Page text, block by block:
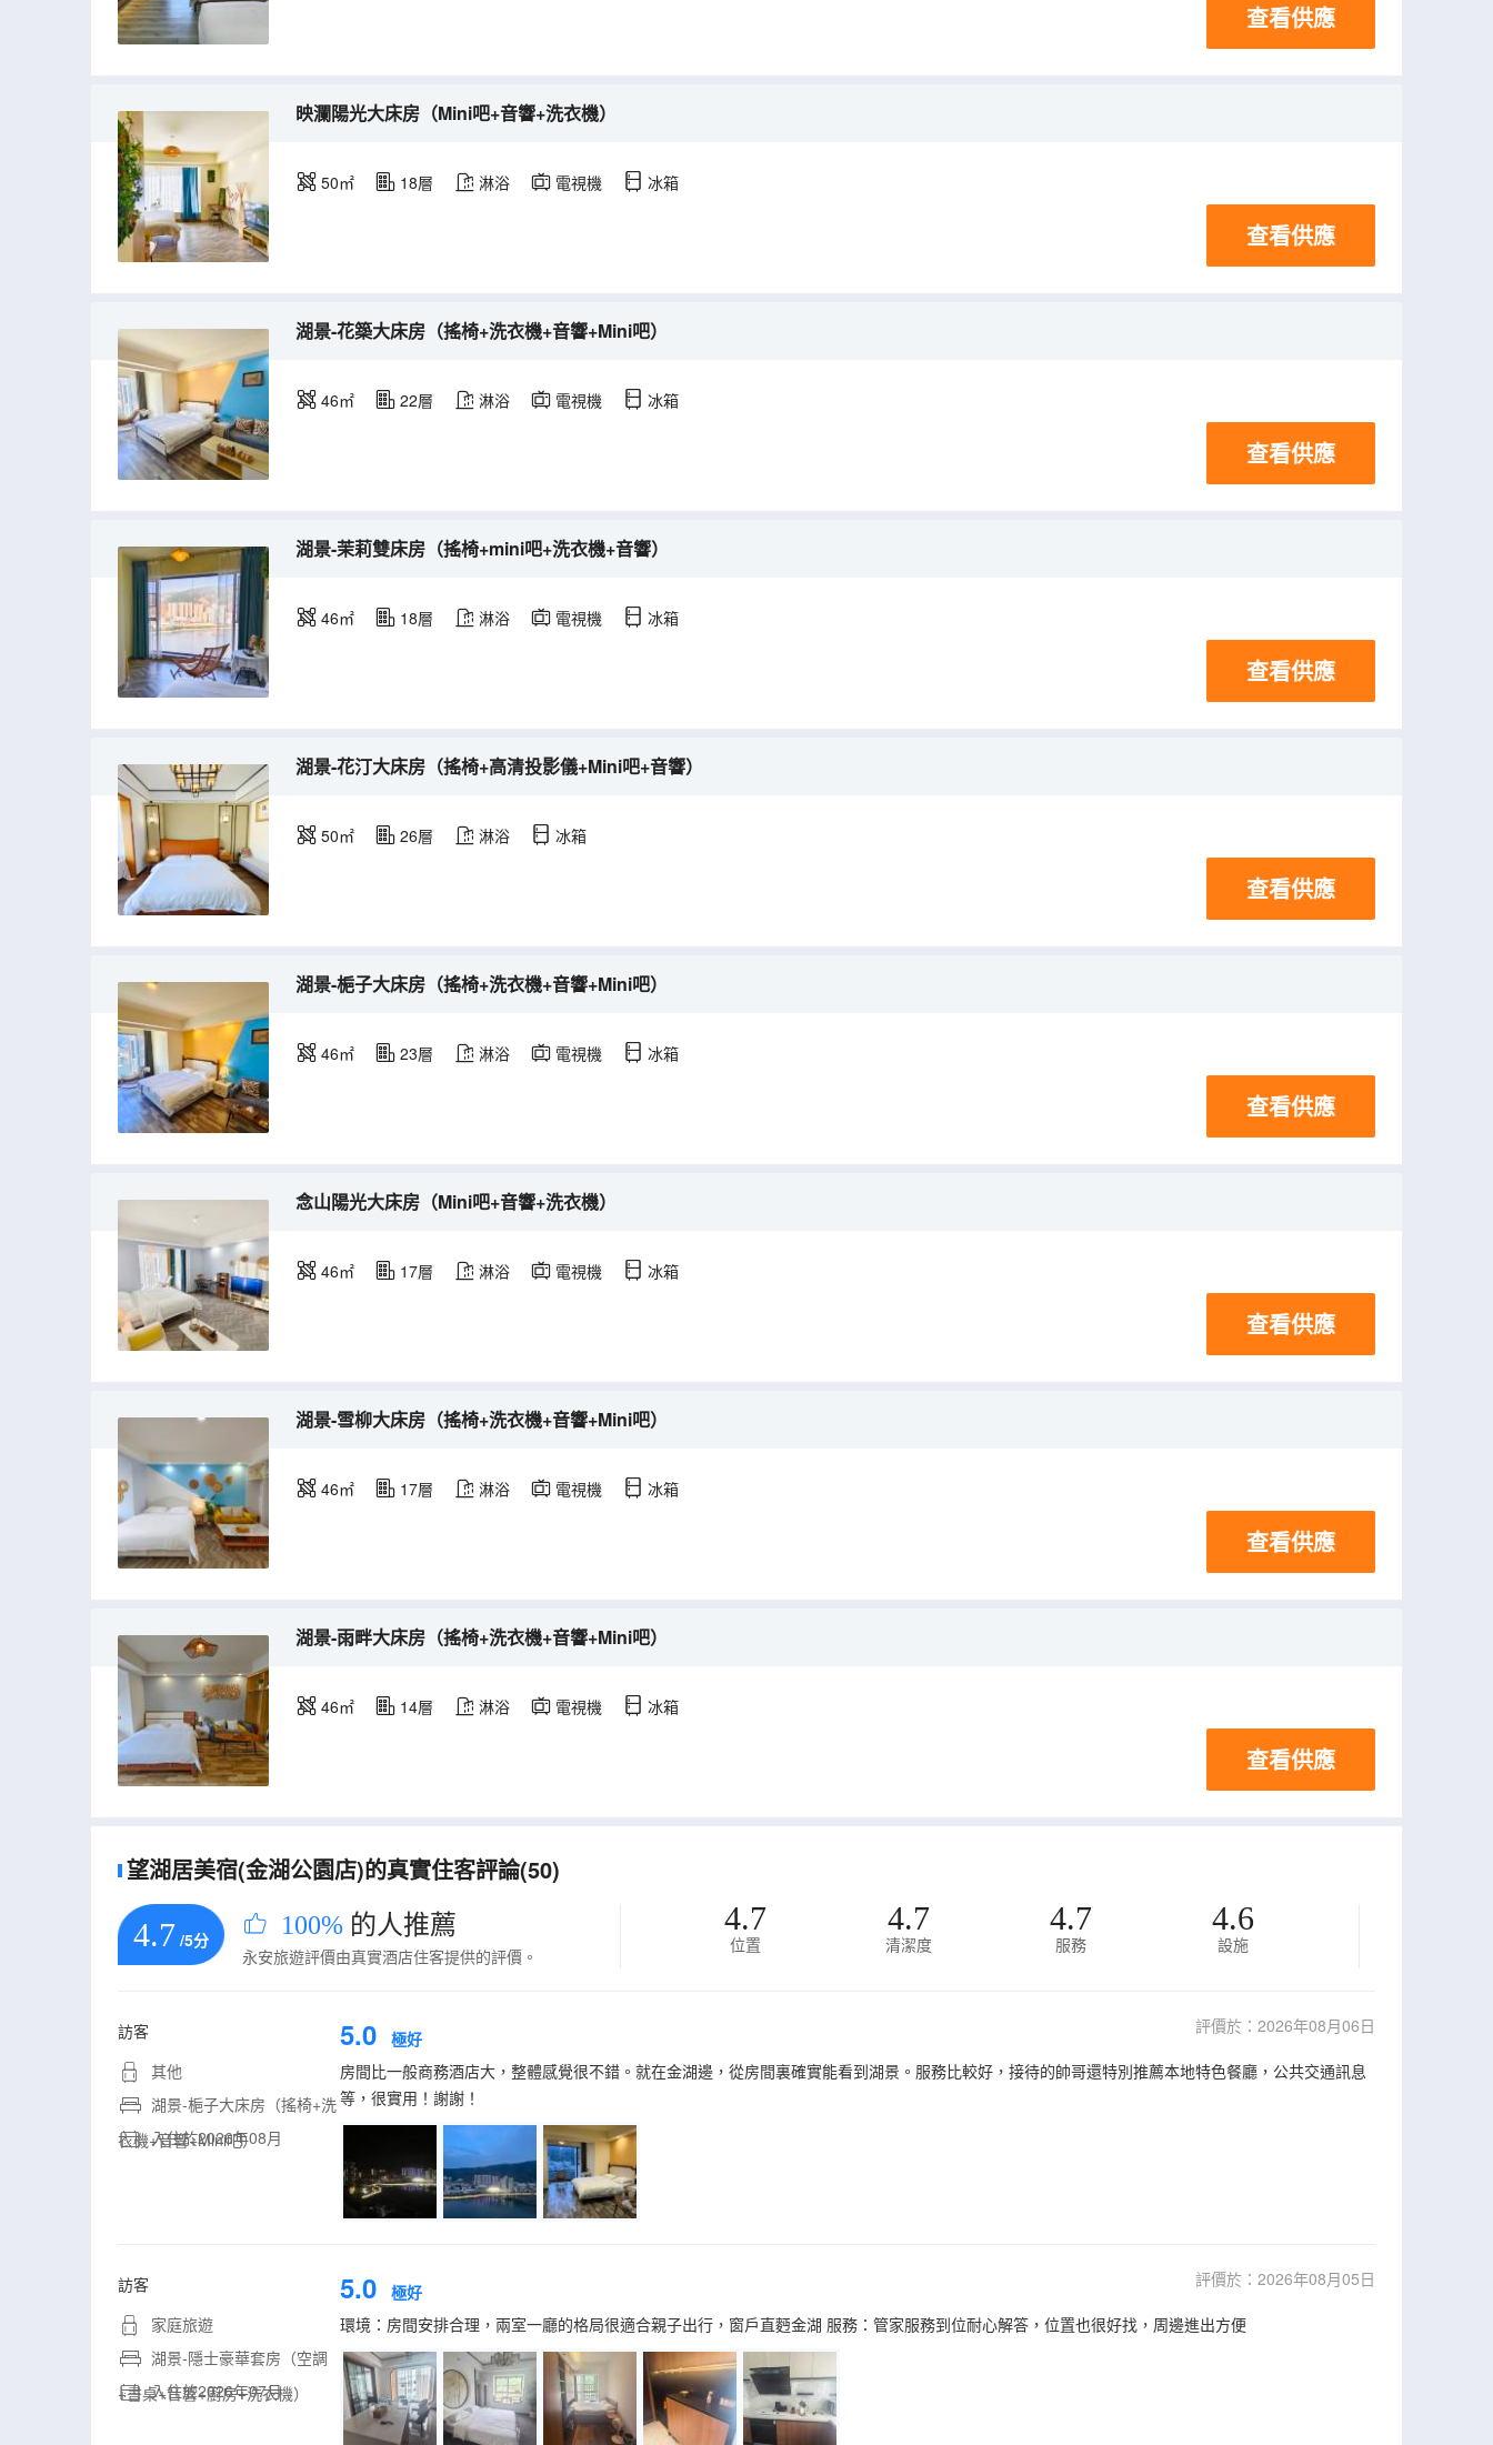
查看供應
映瀾陽光大床房（Mini吧+音響+洗衣機）
50㎡ 18層 淋浴 電視機 冰箱
查看供應
湖景-花築大床房（搖椅+洗衣機+音響+Mini吧）
46㎡ 22層 淋浴 電視機 冰箱
查看供應
湖景-茉莉雙床房（搖椅+mini吧+洗衣機+音響）
46㎡ 18層 淋浴 電視機 冰箱
查看供應
湖景-花汀大床房（搖椅+高清投影儀+Mini吧+音響）
50㎡ 26層 淋浴 冰箱
查看供應
湖景-梔子大床房（搖椅+洗衣機+音響+Mini吧）
46㎡ 23層 淋浴 電視機 冰箱
查看供應
念山陽光大床房（Mini吧+音響+洗衣機）
46㎡ 17層 淋浴 電視機 冰箱
查看供應
湖景-雪柳大床房（搖椅+洗衣機+音響+Mini吧）
46㎡ 17層 淋浴 電視機 冰箱
查看供應
湖景-雨畔大床房（搖椅+洗衣機+音響+Mini吧）
46㎡ 14層 淋浴 電視機 冰箱
查看供應
望湖居美宿(金湖公園店)的真實住客評論(50)
4.7 /5分 100% 的人推薦
永安旅遊評價由真實酒店住客提供的評價。
4.7
位置
4.7
清潔度
4.7
服務
4.6
設施
訪客
其他
湖景-梔子大床房（搖椅+洗
衣機+音響+Mini吧）
入住於2026年08月
5.0 極好
評價於：2026年08月06日
房間比一般商務酒店大，整體感覺很不錯。就在金湖邊，從房間裏確實能看到湖景。服務比較好，接待的帥哥還特別推薦本地特色餐廳，公共交通訊息
等，很實用！謝謝！
訪客
家庭旅遊
湖景-隱士豪華套房（空調
+書桌+音響+廚房+洗衣機）
入住於2026年07月
5.0 極好
評價於：2026年08月05日
環境：房間安排合理，兩室一廳的格局很適合親子出行，窗戶直麪金湖 服務：管家服務到位耐心解答，位置也很好找，周邊進出方便